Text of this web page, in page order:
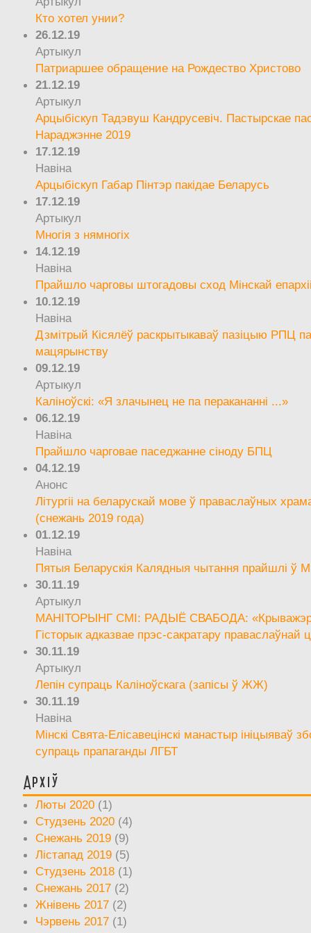
Кто хотел унии?
26.12.19
Артыкул
Патриаршее обращение на Рождество Христово
21.12.19
Артыкул
Арцыбіскуп Тадэвуш Кандрусевіч. Пастырскае
Нараджэнне 2019
17.12.19
Навіна
Арцыбіскуп Габар Пінтэр пакідае Беларусь
17.12.19
Артыкул
Многія з нямногіх
14.12.19
Навіна
Прайшло чарговы штогадовы сход Мінскай
10.12.19
Навіна
Дзмітрый Кісялёў раскрытыкаваў пазіцыю РПЦ
мацярынству
09.12.19
Артыкул
Каліноўскі: «Я злачынец не па перакананні ...»
06.12.19
Навіна
Прайшло чарговае паседжанне сіноду БПЦ
04.12.19
Анонс
Літургіі на беларускай мове ў праваслаўных
(снежань 2019 года)
01.12.19
Навіна
Пятыя Беларускія Калядныя чытання прайшлі ў
30.11.19
Артыкул
МАНІТОРЫНГ СМІ: РАДЫЁ СВАБОДА:
Гісторык адказвае прэс-сакратару праваслаўнай
30.11.19
Артыкул
Лепін супраць Каліноўскага (запісы ў ЖЖ)
30.11.19
Навіна
Мінскі Свята-Елісавецінскі манастыр ініцыяваў
супраць прапаганды ЛГБТ
Архіў
Люты 2020 (1)
Студзень 2020 (4)
Снежань 2019 (9)
Лістапад 2019 (5)
Студзень 2018 (1)
Снежань 2017 (2)
Жнівень 2017 (2)
Чэрвень 2017 (1)